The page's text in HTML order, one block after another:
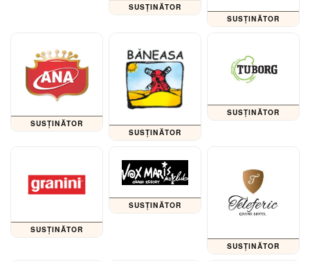
SUSȚINĂTOR
SUSȚINĂTOR
SUSȚINĂTOR
SUSȚINĂTOR
SUSȚINĂTOR
SUSȚINĂTOR
SUSȚINĂTOR
SUSȚINĂTOR